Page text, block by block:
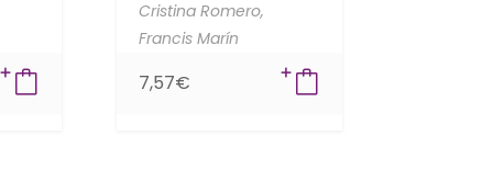
Cristina Romero,
Francis Marín
7,57€